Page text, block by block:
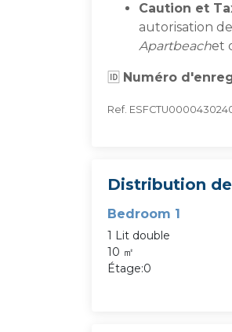
Caution et
autorisation
Apartbeachet
🆔 Numéro
Ref.
Distribution
Bedroom 1
1 Lit double
10 ㎡
Étage:0